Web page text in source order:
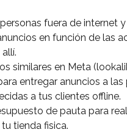
fuera de internet y
en función de las
similares en Meta
entregar anuncios a las
a tus clientes offline.
de pauta para
tienda fisica.